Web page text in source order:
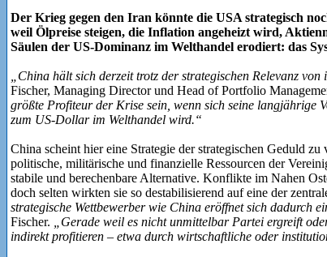
Der Krieg gegen den Iran könnte die USA strategisch
weil Ölpreise steigen, die Inflation angeheizt wird,
Säulen der US-Dominanz im Welthandel erodiert: das
„China hält sich derzeit trotz der strategischen Relevanz
Fischer, Managing Director und Head of Portfolio
größte Profiteur der Krise sein, wenn sich seine langjährige
zum US-Dollar im Welthandel wird.“
China scheint hier eine Strategie der strategischen Geduld
politische, militärische und finanzielle Ressourcen der
stabile und berechenbare Alternative. Konflikte im Nahen
doch selten wirkten sie so destabilisierend auf eine der
strategische Wettbewerber wie China eröffnet sich dadurch
Fischer.
„Gerade weil es nicht unmittelbar Partei ergreift
indirekt profitieren – etwa durch wirtschaftliche oder